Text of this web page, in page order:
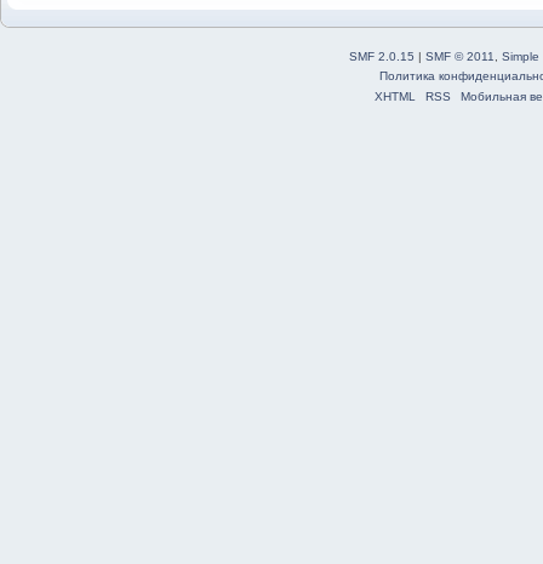
SMF 2.0.15 | SMF © 2011, Simple
Политика
XHTML
RSS Мобильная